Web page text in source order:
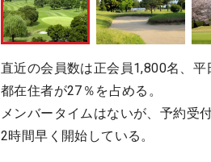
直近の会員数は正会員1,800名、
都在住者が27％を占める。
メンバータイムはないが、予約受
2時間早く開始している。